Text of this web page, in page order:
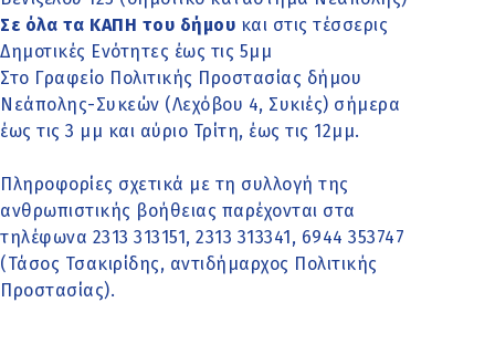
Σε όλα τα ΚΑΠΗ του δήμου και στις τέσσερις
Δημοτικές Ενότητες έως τις 5μμ
Στο Γραφείο Πολιτικής Προστασίας δήμου
Νεάπολης-Συκεών (Λεχόβου 4, Συκιές) σήμερα
έως τις 3 μμ και αύριο Τρίτη, έως τις 12μμ.
Πληροφορίες σχετικά με τη συλλογή της
ανθρωπιστικής βοήθειας παρέχονται στα
τηλέφωνα 2313 313151, 2313 313341, 6944 353747
(Τάσος Τσακιρίδης, αντιδήμαρχος Πολιτικής
Προστασίας).